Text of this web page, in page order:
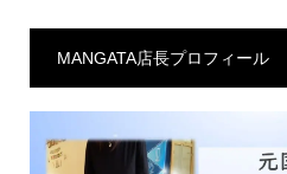
ア
レ
MANGATA店長プロフィール